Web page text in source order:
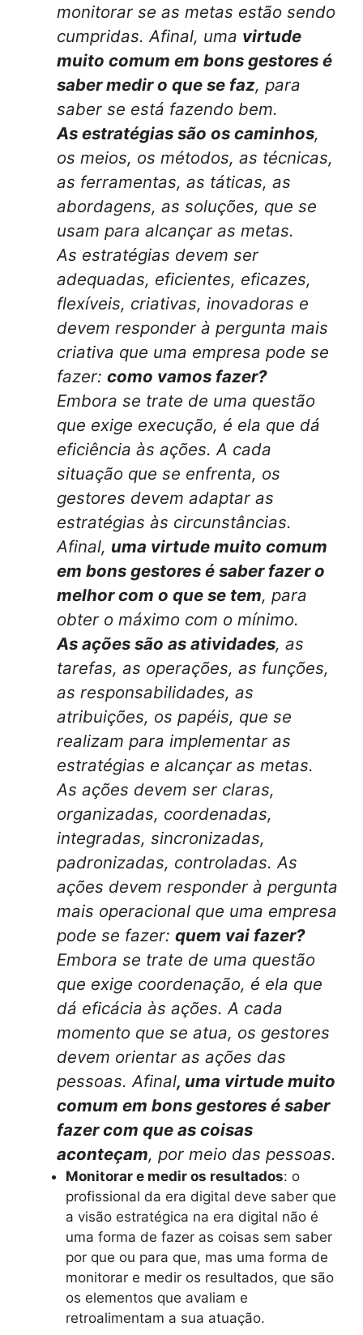
monitorar se as metas estão sendo
cumpridas. Afinal, uma virtude
muito comum em bons gestores é
saber medir o que se faz, para
saber se está fazendo bem.
As estratégias são os caminhos,
os meios, os métodos, as técnicas,
as ferramentas, as táticas, as
abordagens, as soluções, que se
usam para alcançar as metas.
As estratégias devem ser
adequadas, eficientes, eficazes,
flexíveis, criativas, inovadoras e
devem responder à pergunta mais
criativa que uma empresa pode se
fazer: como vamos fazer?
Embora se trate de uma questão
que exige execução, é ela que dá
eficiência às ações. A cada
situação que se enfrenta, os
gestores devem adaptar as
estratégias às circunstâncias.
Afinal, uma virtude muito comum
em bons gestores é saber fazer o
melhor com o que se tem, para
obter o máximo com o mínimo.
As ações são as atividades, as
tarefas, as operações, as funções,
as responsabilidades, as
atribuições, os papéis, que se
realizam para implementar as
estratégias e alcançar as metas.
As ações devem ser claras,
organizadas, coordenadas,
integradas, sincronizadas,
padronizadas, controladas. As
ações devem responder à pergunta
mais operacional que uma empresa
pode se fazer: quem vai fazer?
Embora se trate de uma questão
que exige coordenação, é ela que
dá eficácia às ações. A cada
momento que se atua, os gestores
devem orientar as ações das
pessoas. Afinal, uma virtude muito
comum em bons gestores é saber
fazer com que as coisas
aconteçam, por meio das pessoas.
Monitorar e medir os resultados: o
profissional da era digital deve saber que
a visão estratégica na era digital não é
uma forma de fazer as coisas sem saber
por que ou para que, mas uma forma de
monitorar e medir os resultados, que são
os elementos que avaliam e
retroalimentam a sua atuação.